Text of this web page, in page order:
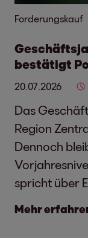
Forderungskauf
bestätigt
20.07.2026
Das
Region
Dennoch
spricht über
Mehr